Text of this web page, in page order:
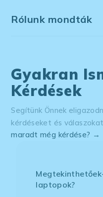
Rólunk mondták
Gyakran
Kérdések
Segítünk Önnek
kérdéseket és
maradt még kérdése? →
laptopok?